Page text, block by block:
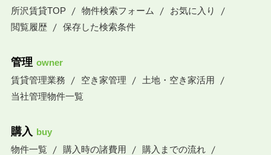
所沢賃貸TOP
物件検索フォーム
お気に入り
閲覧履歴
保存した検索条件
管理 owner
賃貸管理業務
空き家管理
土地・空き家活用
当社管理物件一覧
購入 buy
物件一覧
購入時の諸費用
購入までの流れ